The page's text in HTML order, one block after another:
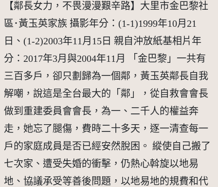
【鄰長女力，不畏漫漫艱辛路】大里市金巴黎社
區･黃玉英家族 攝影年分：(1-1)1999年10月21
日、(1-2)2003年11月15日 親自沖放紙基相片年
分：2017年3月與2004年11月 「金巴黎」一共有
三百多戶，卻只劃歸為一個鄰，黃玉英鄰長自我
解嘲，說這是全台最大的「鄰」，從自救會會長
做到重建委員會會長，為一、二千人的權益奔
走，她忘了腿傷，費時二十多天，逐一清查每一
戶的家庭成員是否已經安然脫困。 縱使自己搬了
七次家、遭受失婚的衝擊，仍熱心斡旋以地易
地、協議承受等善後問題，以地易地的規費和代